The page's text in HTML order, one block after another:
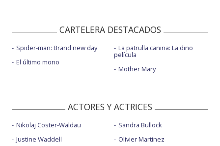
CARTELERA DESTACADOS
Spider-man: Brand new day
El último mono
La patrulla canina: La dino
película
Mother Mary
ACTORES Y ACTRICES
Nikolaj Coster-Waldau
Justine Waddell
Sandra Bullock
Olivier Martinez